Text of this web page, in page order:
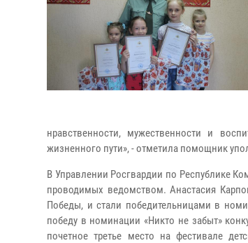
нравственности, мужественности и
жизненного пути», - отметила помощник
В Управлении Росгвардии по Республике
проводимых ведомством. Анастасия
Победы, и стали победительницами в
победу в номинации «Никто не забыт»
почетное третье место на фестивале